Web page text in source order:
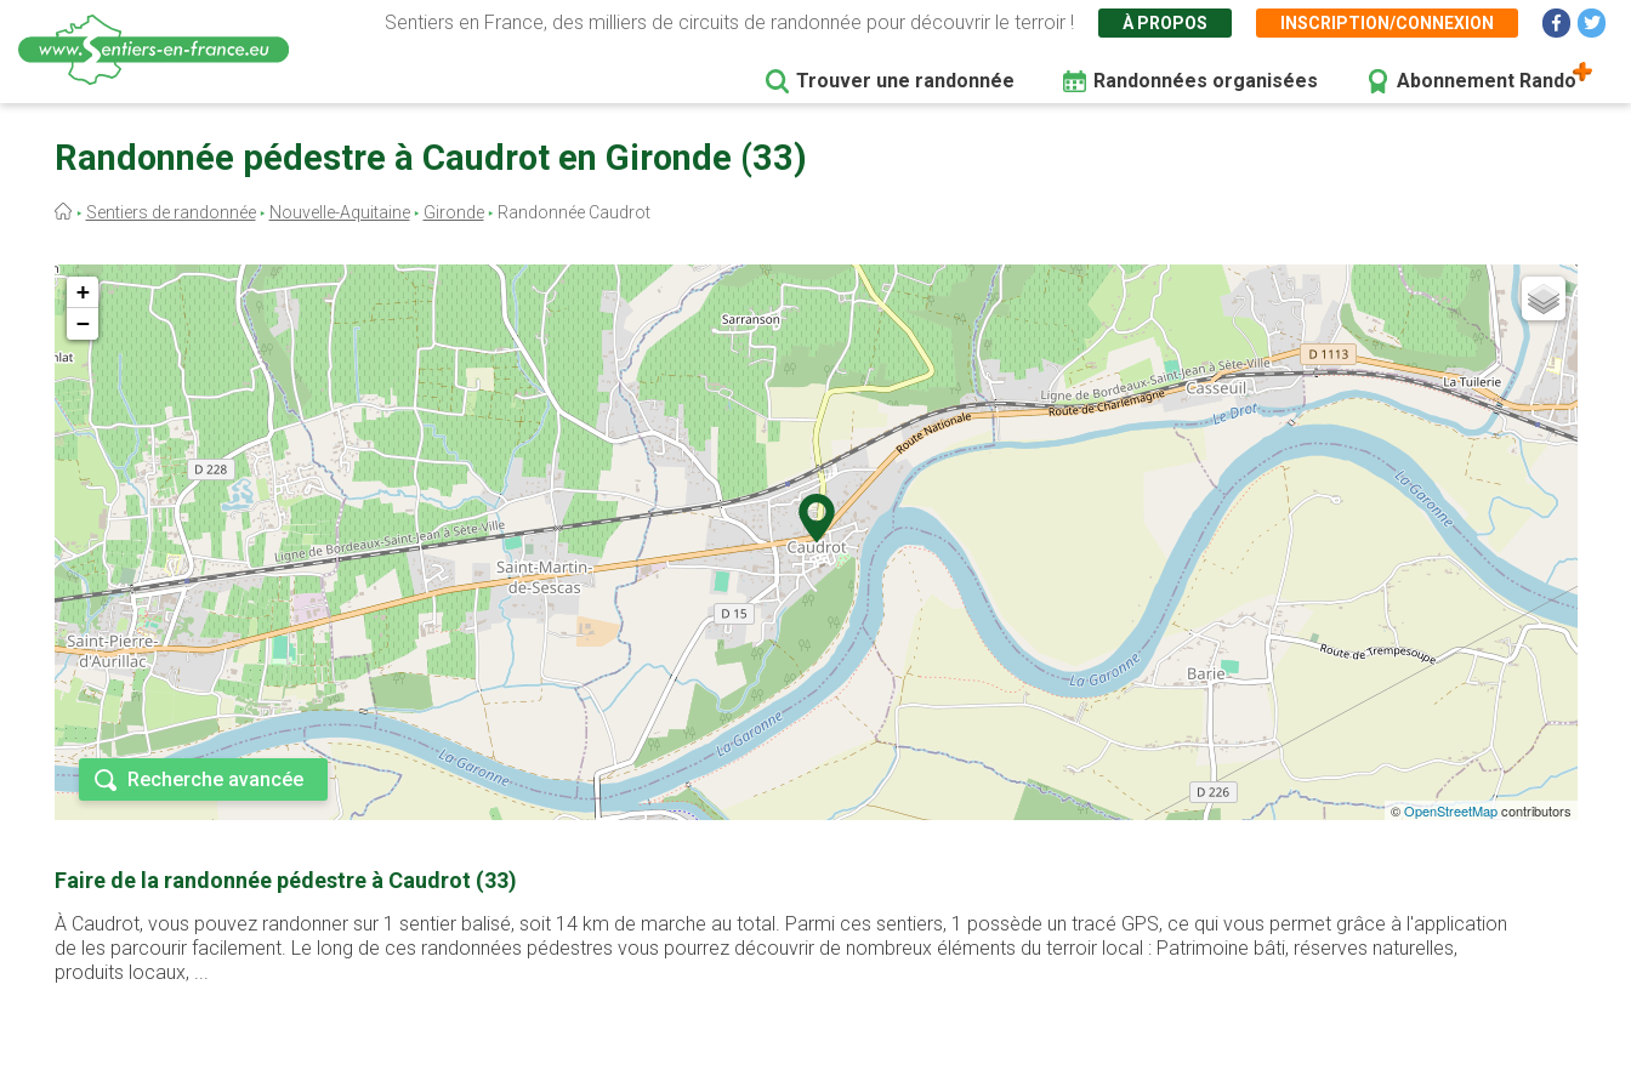
contenu
Sentiers en France, des milliers de circuits de randonnée pour découvrir le terroir ! À PROPOS INSCRIPTION/CONNEXION
Trouver une randonnée Randonnées organisées Abonnement Rando
Randonnée pédestre à Caudrot en Gironde (33)
Fil
Sentiers de randonnée Nouvelle-Aquitaine Gironde Randonnée Caudrot
+
−
©OpenStreetMapcontributors
Recherche avancée
Faire de la randonnée pédestre à Caudrot (33)
À Caudrot, vous pouvez randonner sur 1 sentier balisé, soit 14 km de marche au total. Parmi ces sentiers, 1 possède un tracé GPS, ce qui vous permet grâce à l'application
de les parcourir facilement. Le long de ces randonnées pédestres vous pourrez découvrir de nombreux éléments du terroir local : Patrimoine bâti, réserves naturelles,
produits locaux, ...